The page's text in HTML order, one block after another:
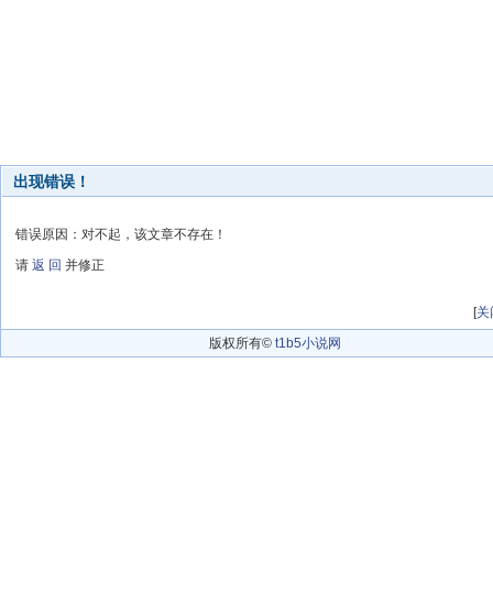
出现错误！
错误原因：对不起，该文章不存在！
请 返 回 并修正
[关
版权所有© t1b5小说网